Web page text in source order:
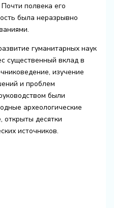
полвека его
была неразрывно
гуманитарных наук
существенный вклад в
изучение
и проблем
были
археологические
открыты десятки
источников.